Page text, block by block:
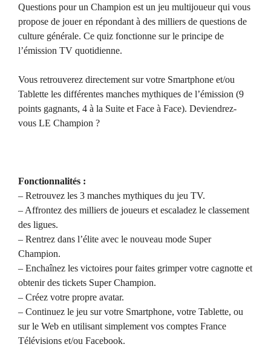
Questions pour un Champion est un jeu multijoueur qui vous
propose de jouer en répondant à des milliers de questions de
culture générale. Ce quiz fonctionne sur le principe de
l’émission TV quotidienne.
Vous retrouverez directement sur votre Smartphone et/ou
Tablette les différentes manches mythiques de l’émission (9
points gagnants, 4 à la Suite et Face à Face). Deviendrez-
vous LE Champion ?
Fonctionnalités :
– Retrouvez les 3 manches mythiques du jeu TV.
– Affrontez des milliers de joueurs et escaladez le classement
des ligues.
– Rentrez dans l’élite avec le nouveau mode Super
Champion.
– Enchaînez les victoires pour faites grimper votre cagnotte et
obtenir des tickets Super Champion.
– Créez votre propre avatar.
– Continuez le jeu sur votre Smartphone, votre Tablette, ou
sur le Web en utilisant simplement vos comptes France
Télévisions et/ou Facebook.